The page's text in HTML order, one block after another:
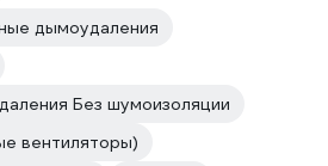
дымоудаления
Без шумоизоляции
вентиляторы)